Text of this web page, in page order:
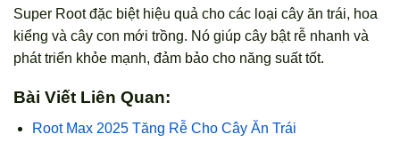
Super Root đặc biệt hiệu quả cho các loại cây ăn trái, hoa
kiểng và cây con mới trồng. Nó giúp cây bật rễ nhanh và
phát triển khỏe mạnh, đảm bảo cho năng suất tốt.
Bài Viết Liên Quan:
Root Max 2025 Tăng Rễ Cho Cây Ăn Trái